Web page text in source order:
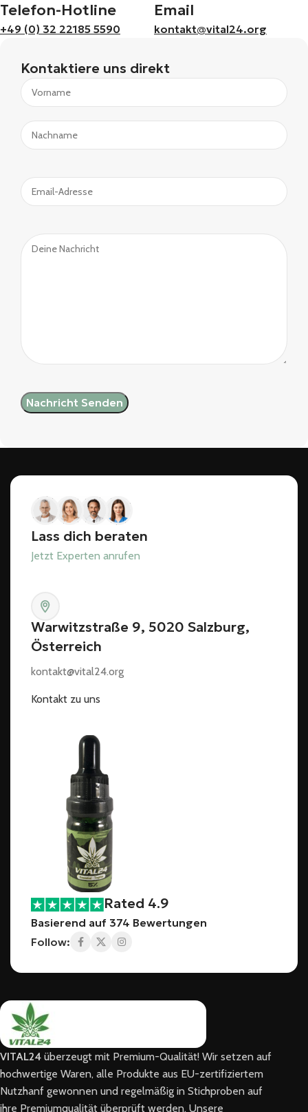
Telefon-Hotline
+49 (0) 32 22185 5590
Email
kontakt@vital24.org
Kontaktiere uns direkt
Lass dich beraten
Jetzt Experten anrufen
Warwitzstraße 9, 5020 Salzburg,
Österreich
kontakt@vital24.org
Kontakt zu uns
Rated 4.9
Basierend auf 374 Bewertungen
Follow:
VITAL24 überzeugt mit Premium-Qualität! Wir setzen auf
hochwertige Waren, alle Produkte aus EU-zertifiziertem
Nutzhanf gewonnen und regelmäßig in Stichproben auf
ihre Premiumqualität überprüft werden. Unsere